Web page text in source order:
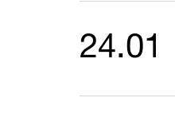
24.01